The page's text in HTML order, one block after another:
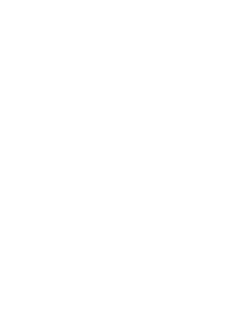
für unsere täglichen Tauchausfahrten im
der kleinen und auch großen
auf unseren mehrtägigen
Abu Nuhas oder an der Thistlegorm
erscheinen täglich! 365 Tage im Jahr
täglichen Tauchausfahrten!